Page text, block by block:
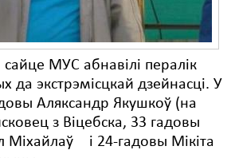
сайце МУС абнавілі пералік
да экстрэмісцкай дзейнасці. У
Аляксандр Якушкоў (на
з Віцебска, 33 гадовы
Міхайлаў і 24-гадовы Мікіта